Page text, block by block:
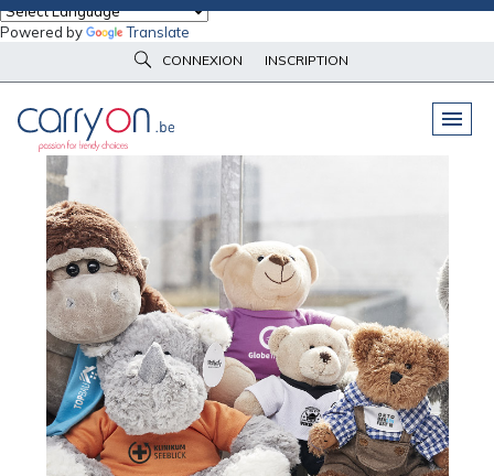
Powered by Translate
CONNEXION INSCRIPTION
PELUCHES & GOODIES
VÊTEMENTS DE TRAVAIL
OBJETS& HIGH-TECH
PARAPLUIES& BAGAGERIE
VÊTEMENTSD’IMAGE
VÊTEMENTSD'IMAGE
LINGE DEMAISON
NOUVEAUTÉS